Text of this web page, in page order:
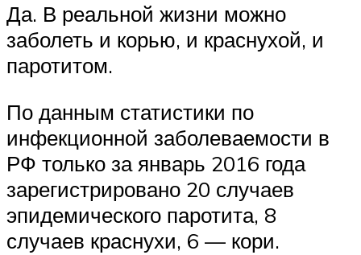
Да. В реальной жизни можно
заболеть и корью, и краснухой, и
паротитом.
По данным статистики по
инфекционной заболеваемости в
РФ только за январь 2016 года
зарегистрировано 20 случаев
эпидемического паротита, 8
случаев краснухи, 6 — кори.